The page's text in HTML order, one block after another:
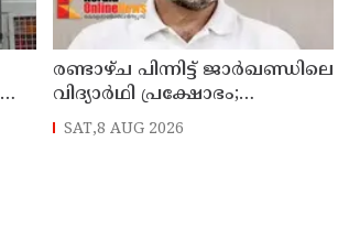
രണ്ടാഴ്ച പിന്നിട്ട് ജാര്‍ഖണ്ഡിലെ
വിദ്യാര്‍ഥി പ്രക്ഷോഭം;
സമരക്കാരുമായി സംസാരിച്ച്
രാഹുല്‍ ഗാന്ധി
SAT,8 AUG 2026